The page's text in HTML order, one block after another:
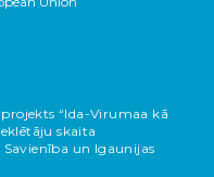
“Ida-Virumaa kā
skaita
un Igaunijas